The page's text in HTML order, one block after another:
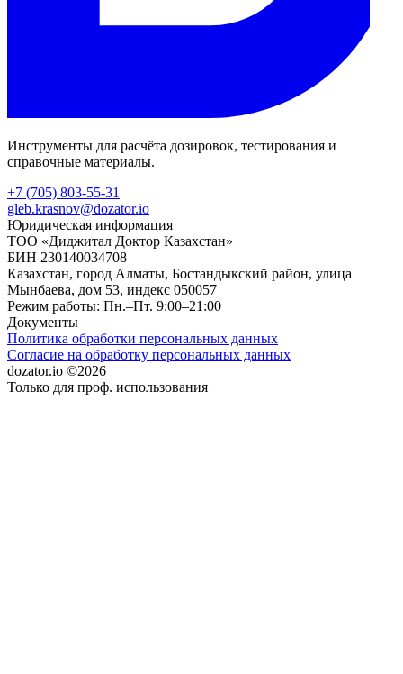
Инструменты для расчёта дозировок, тестирования и
справочные материалы.
+7 (705) 803-55-31
gleb.krasnov@dozator.io
Юридическая информация
ТОО «Диджитал Доктор Казахстан»
БИН 230140034708
Казахстан, город Алматы, Бостандыкский район, улица
Мынбаева, дом 53, индекс 050057
Режим работы: Пн.–Пт. 9:00–21:00
Документы
Политика обработки персональных данных
Согласие на обработку персональных данных
dozator.io ©2026
Только для проф. использования